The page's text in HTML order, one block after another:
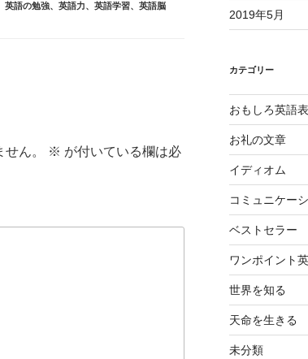
英語の勉強、 英語力、 英語学習、 英語脳
ん。 ※ が付いている欄は必
2019年5月
カテゴリー
おもしろ英語
お礼の文章
イディオム
コミュニケー
ベストセラー
ワンポイント
世界を知る
天命を生きる
未分類